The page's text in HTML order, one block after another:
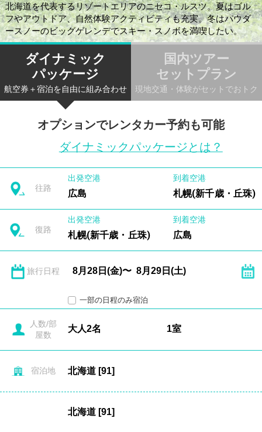
北海道を代表するリゾートエリアのニセコ・ルスツ。夏はゴル
フやアウトドア、自然体験アクティビティも充実。冬はパウダ
ースノーのビッグゲレンデでスキー・スノボを満喫したい。
ダイナミック
パッケージ
航空券＋宿泊を自由に組み合わせ
国内ツアー
セットプラン
現地交通・体験がセットでおトク
オプションでレンタカー予約も可能
ダイナミックパッケージとは？
往路
出発空港
広島
到着空港
札幌(新千歳・丘珠)
復路
出発空港
札幌(新千歳・丘珠)
到着空港
広島
旅行日程
一部の日程のみ宿泊
人数/部
屋数
宿泊地